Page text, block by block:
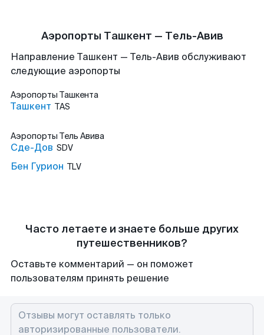
Аэропорты Ташкент — Тель-Авив
Направление Ташкент — Тель-Авив обслуживают
следующие аэропорты
Аэропорты Ташкента
Ташкент TAS
Аэропорты Тель Авива
Сде-Дов SDV
Бен Гурион TLV
Часто летаете и знаете больше других
путешественников?
Оставьте комментарий — он поможет
пользователям принять решение